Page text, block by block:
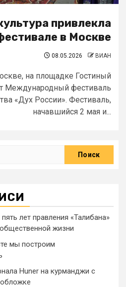
привлекла
в Москве
08.05.2026 ВИАН
на площадке Гостиный
Международный фестиваль
«Дух России». Фестиваль,
начавшийся 2 мая и...
лет правления «Талибана»
жизни
мы построим
Huner на курманджи с